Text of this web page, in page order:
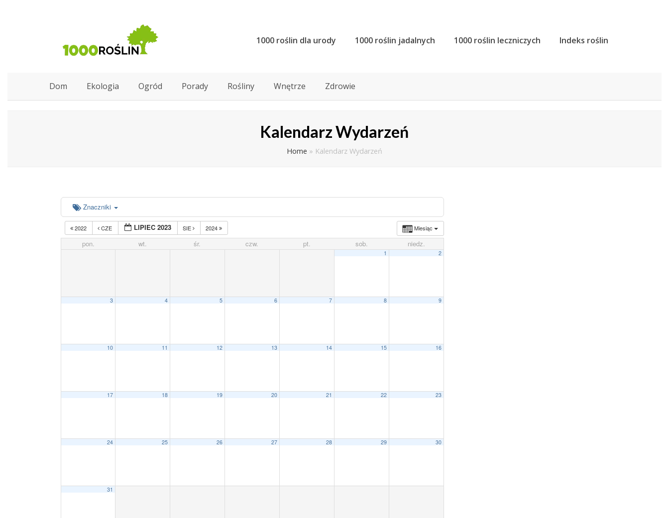
1000 roślin dla urody 1000 roślin jadalnych 1000 roślin leczniczych Indeks roślin
Dom Ekologia Ogród Porady Rośliny Wnętrze Zdrowie
Kalendarz Wydarzeń
Home » Kalendarz Wydarzeń
Znaczniki
Miesiąc
2022 CZE LIPIEC 2023 SIE 2024
pon. wt. śr. czw. pt. sob. niedz.
1 2
3 4 5 6 7 8 9
10 11 12 13 14 15 16
17 18 19 20 21 22 23
24 25 26 27 28 29 30
31